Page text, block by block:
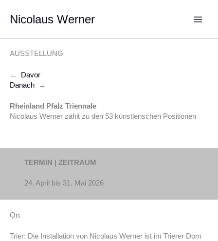
Inhalt
springen
Nicolaus Werner
AUSSTELLUNG
←
Davor
Danach
→
Rheinland Pfalz Triennale
Nicolaus Werner zählt zu den 53 künstlerischen Positionen
TERMIN | ZEITRAUM
24. April bis 31. Mai 2026
Ort
Trier: Die Installation von Nicolaus Werner ist im Trierer Dom